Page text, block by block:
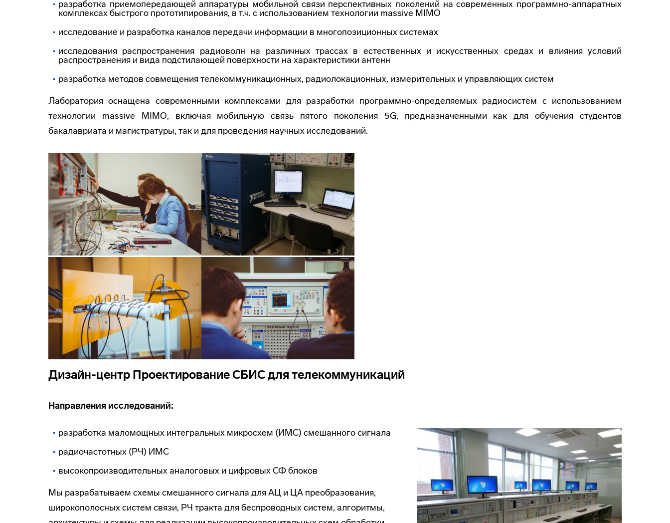
разработка приемопередающей аппаратуры мобильной связи перспективных поколений на современных программно-аппаратных
комплексах быстрого прототипирования, в т.ч. с использованием технологии massive MIMO
исследование и разработка каналов передачи информации в многопозиционных системах
исследования распространения радиоволн на различных трассах в естественных и искусственных средах и влияния условий
распространения и вида подстилающей поверхности на характеристики антенн
разработка методов совмещения телекоммуникационных, радиолокационных, измерительных и управляющих систем
Лаборатория оснащена современными комплексами для разработки программно-определяемых радиосистем с использованием
технологии massive MIMO, включая мобильную связь пятого поколения 5G, предназначенными как для обучения студентов
бакалавриата и магистратуры, так и для проведения научных исследований.
Дизайн-центр Проектирование СБИС для телекоммуникаций
Направления исследований:
разработка маломощных интегральных микросхем (ИМС) смешанного сигнала
радиочастотных (РЧ) ИМС
высокопроизводительных аналоговых и цифровых СФ блоков
Мы разрабатываем схемы смешанного сигнала для АЦ и ЦА преобразования,
широкополосных систем связи, РЧ тракта для беспроводных систем, алгоритмы,